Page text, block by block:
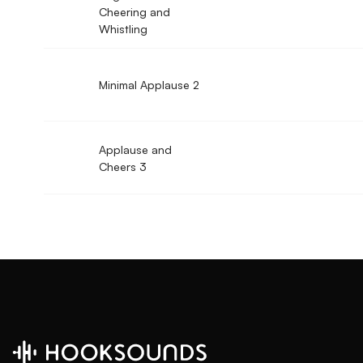
Cheering and
Whistling
Minimal Applause 2
Applause and
Cheers 3